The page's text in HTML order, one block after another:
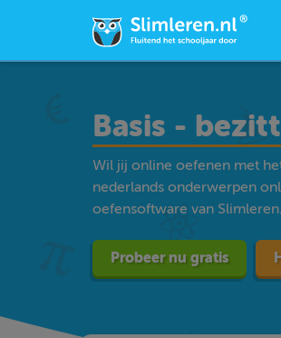
Basis -
Wil jij online oefenen met
nederlands onderwerpen
oefensoftware van
Probeer nu gratis